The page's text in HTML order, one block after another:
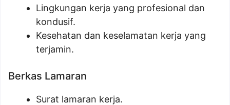
Lingkungan kerja yang profesional dan
kondusif.
Kesehatan dan keselamatan kerja yang
terjamin.
Berkas Lamaran
Surat lamaran kerja.